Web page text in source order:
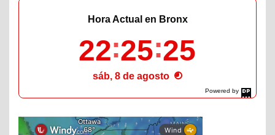
Powered by
DaysPedia.com
Hora Actual en Bronx
22 25 26
sáb, 8 de agosto